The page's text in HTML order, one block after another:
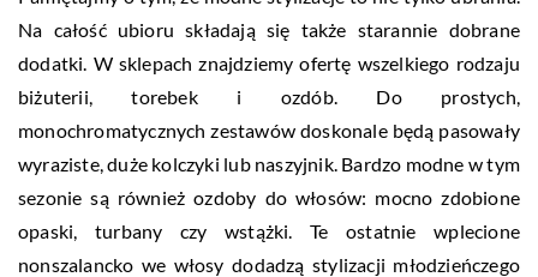
Na całość ubioru składają się także starannie dobrane
dodatki. W sklepach znajdziemy ofertę wszelkiego rodzaju
biżuterii, torebek i ozdób. Do prostych,
monochromatycznych zestawów doskonale będą pasowały
wyraziste, duże kolczyki lub naszyjnik. Bardzo modne w tym
sezonie są również ozdoby do włosów: mocno zdobione
opaski, turbany czy wstążki. Te ostatnie wplecione
nonszalancko we włosy dodadzą stylizacji młodzieńczego